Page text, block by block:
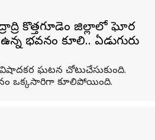
కొత్తగూడెం జిల్లాలో ఘోర
భవనం కూలి.. ఏడుగురు
విషాదకర ఘటన చోటుచేసుకుంది.
ఒక్కసారిగా కూలిపోయింది.